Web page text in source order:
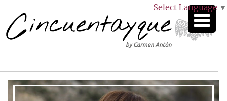
Select Language ▼